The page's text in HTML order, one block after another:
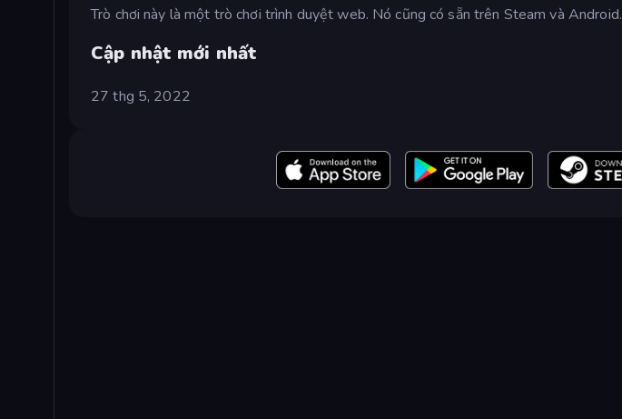
Trò chơi này là một trò chơi trình duyệt web. Nó cũng có sẵn trên Steam và Android.
Cập nhật mới nhất
27 thg 5, 2022